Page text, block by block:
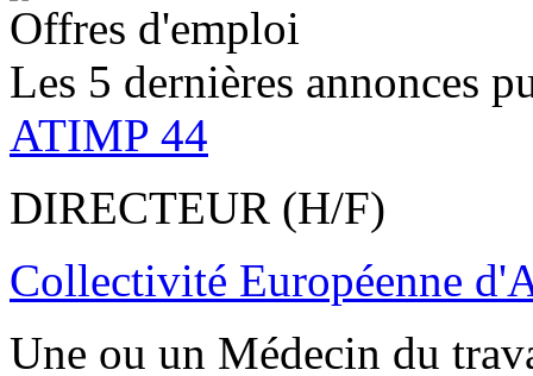
Offres d'emploi
Les 5 dernières annonces
ATIMP 44
DIRECTEUR (H/F)
Collectivité Européenne
Une ou un Médecin du